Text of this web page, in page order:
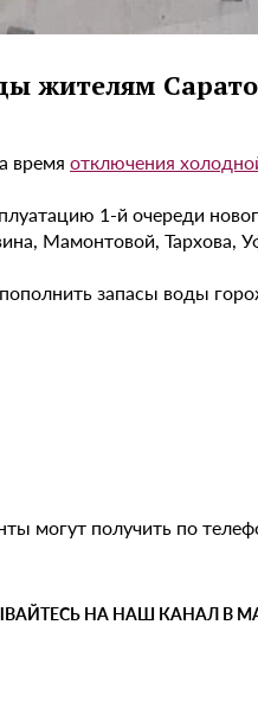
жителям
время отключения
1-й очереди
Мамонтовой, Тархова,
запасы воды
могут получить по
НА НАШ КАНАЛ В